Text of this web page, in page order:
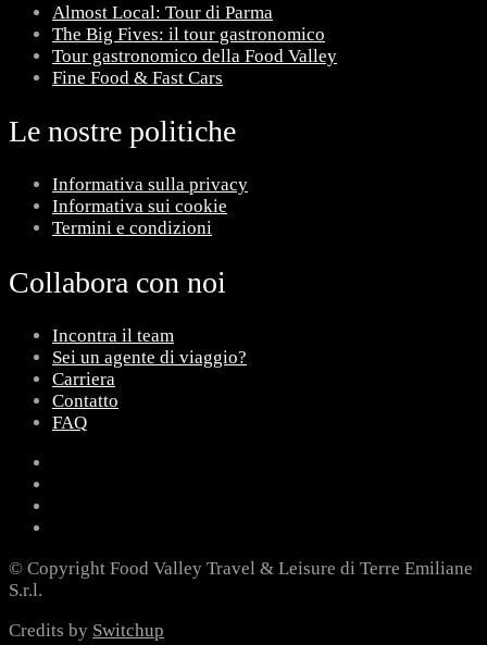
Almost Local: Tour di Parma
The Big Fives: il tour gastronomico
Tour gastronomico della Food Valley
Fine Food & Fast Cars
Le nostre politiche
Informativa sulla privacy
Informativa sui cookie
Termini e condizioni
Collabora con noi
Incontra il team
Sei un agente di viaggio?
Carriera
Contatto
FAQ
© Copyright Food Valley Travel & Leisure di Terre Emiliane
S.r.l.
Credits by Switchup